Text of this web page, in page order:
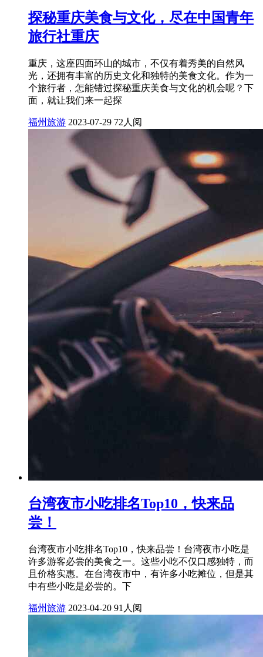
探秘重庆美食与文化，尽在中国青年
旅行社重庆
重庆，这座四面环山的城市，不仅有着秀美的自然风
光，还拥有丰富的历史文化和独特的美食文化。作为一
个旅行者，怎能错过探秘重庆美食与文化的机会呢？下
面，就让我们来一起探
福州旅游 2023-07-29 72人阅
台湾夜市小吃排名Top10，快来品
尝！
台湾夜市小吃排名Top10，快来品尝！台湾夜市小吃是
许多游客必尝的美食之一。这些小吃不仅口感独特，而
且价格实惠。在台湾夜市中，有许多小吃摊位，但是其
中有些小吃是必尝的。下
福州旅游 2023-04-20 91人阅